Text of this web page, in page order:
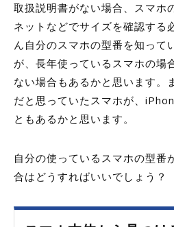
取扱説明書がない場合、スマホ
ネットなどでサイズを確認する
ん自分のスマホの型番を知って
が、長年使っているスマホの場
ない場合もあるかと思います。
だと思っていたスマホが、
ともあるかと思います。
自分の使っているスマホの型番
合はどうすればいいでしょう？